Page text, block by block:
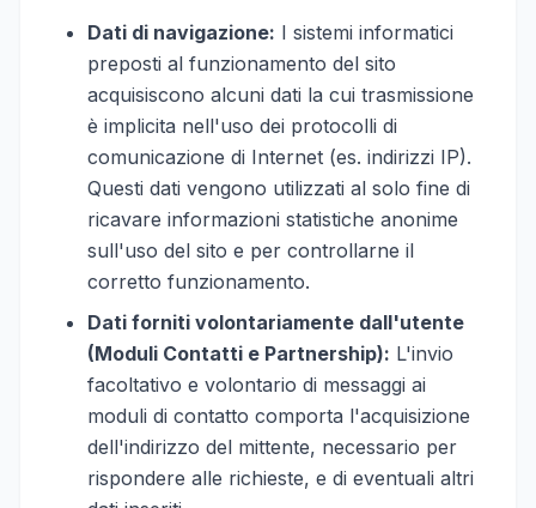
Dati di navigazione: I sistemi informatici
preposti al funzionamento del sito
acquisiscono alcuni dati la cui trasmissione
è implicita nell'uso dei protocolli di
comunicazione di Internet (es. indirizzi IP).
Questi dati vengono utilizzati al solo fine di
ricavare informazioni statistiche anonime
sull'uso del sito e per controllarne il
corretto funzionamento.
Dati forniti volontariamente dall'utente
(Moduli Contatti e Partnership): L'invio
facoltativo e volontario di messaggi ai
moduli di contatto comporta l'acquisizione
dell'indirizzo del mittente, necessario per
rispondere alle richieste, e di eventuali altri